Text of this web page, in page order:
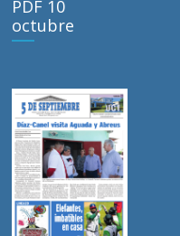
PDF 10
octubre